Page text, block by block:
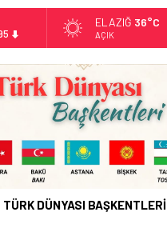
GALERİGALERİ
ELAZIĞ 36°C
AÇIK
TÜRK DÜNYASI BAŞKENTLERİ